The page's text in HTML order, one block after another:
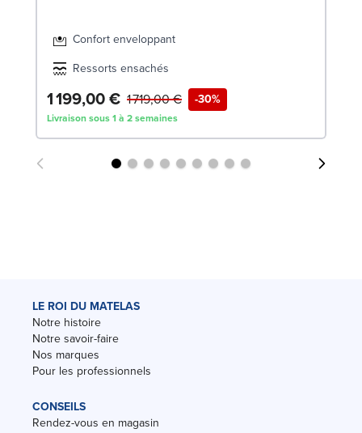
Confort enveloppant
Ressorts ensachés
1 199,00 € -30%
1 719,00 €
Livraison sous 1 à 2 semaines
LE ROI DU MATELAS
Notre histoire
Notre savoir-faire
Nos marques
Pour les professionnels
CONSEILS
Rendez-vous en magasin